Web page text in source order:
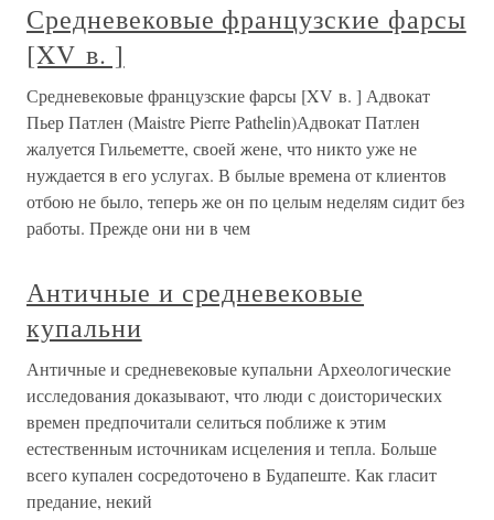
Средневековые французские фарсы
[XV в. ]
Средневековые французские фарсы [XV в. ] Адвокат
Пьер Патлен (Maistre Pierre Pathelin)Адвокат Патлен
жалуется Гильеметте, своей жене, что никто уже не
нуждается в его услугах. В былые времена от клиентов
отбою не было, теперь же он по целым неделям сидит без
работы. Прежде они ни в чем
Античные и средневековые
купальни
Античные и средневековые купальни Археологические
исследования доказывают, что люди с доисторических
времен предпочитали селиться поближе к этим
естественным источникам исцеления и тепла. Больше
всего купален сосредоточено в Будапеште. Как гласит
предание, некий